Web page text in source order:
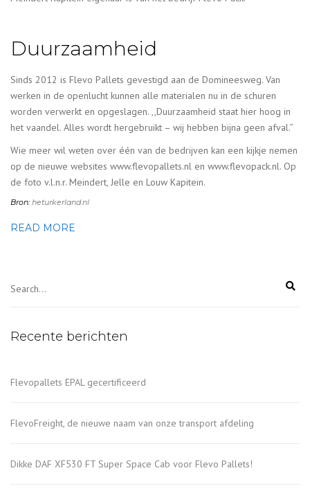
Duurzaamheid
Sinds 2012 is Flevo Pallets gevestigd aan de Domineesweg. Van
werken in de openlucht kunnen alle materialen nu in de schuren
worden verwerkt en opgeslagen. ,,Duurzaamheid staat hier hoog in
het vaandel. Alles wordt hergebruikt – wij hebben bijna geen afval.”
Wie meer wil weten over één van de bedrijven kan een kijkje nemen
op de nieuwe websites www.flevopallets.nl en www.flevopack.nl. Op
de foto v.l.n.r. Meindert, Jelle en Louw Kapitein.
Bron: heturkerland.nl
READ MORE
Recente berichten
Flevopallets EPAL gecertificeerd
FlevoFreight, de nieuwe naam van onze transport afdeling
Dikke DAF XF530 FT Super Space Cab voor Flevo Pallets!